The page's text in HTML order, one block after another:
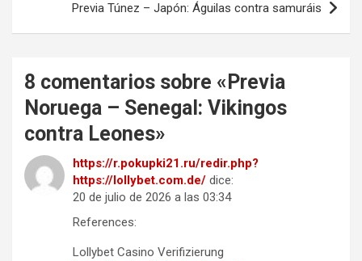
Previa Túnez – Japón: Águilas contra samuráis
8 comentarios sobre « Previa
Noruega – Senegal: Vikingos
contra Leones»
https://r.pokupki21.ru/redir.php?
https://lollybet.com.de/ dice:
20 de julio de 2026 a las 03:34
References:
Lollybet Casino Verifizierung